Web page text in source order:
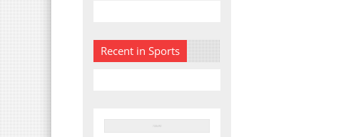
Recent in Sports